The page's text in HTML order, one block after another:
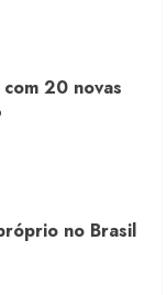
20 novas
no Brasil